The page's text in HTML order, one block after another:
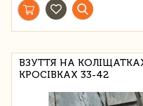
ВЗУТТЯ НА
КРОСІВКАХ 33-42